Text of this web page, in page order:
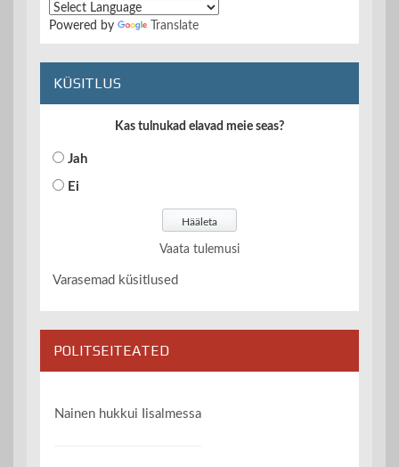
Powered by Translate
KÜSITLUS
Kas tulnukad elavad meie seas?
Jah
Ei
Vaata tulemusi
Varasemad küsitlused
POLITSEITEATED
Nainen hukkui Iisalmessa